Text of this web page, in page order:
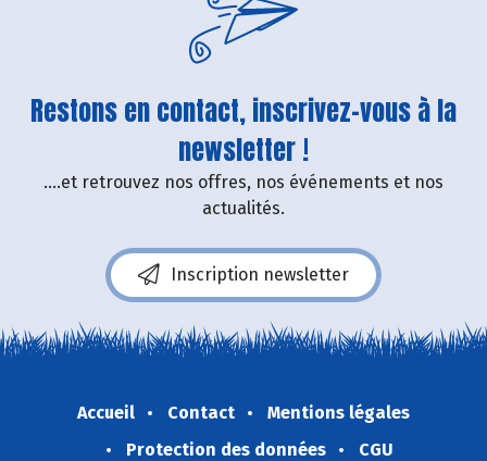
Restons en contact, inscrivez-vous à la
newsletter !
....et retrouvez nos offres, nos événements et nos
actualités.
Inscription newsletter
Accueil Contact
Mentions légales
Protection des données
CGU